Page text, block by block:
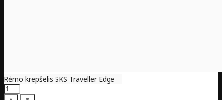
Rėmo krepšelis SKS Traveller Edge